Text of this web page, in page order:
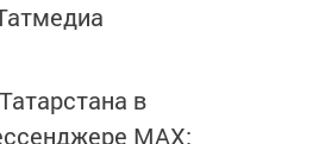
в
MАХ: